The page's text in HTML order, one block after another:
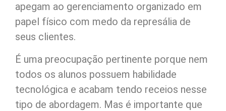
apegam ao gerenciamento organizado em
papel físico com medo da represália de
seus clientes.
É uma preocupação pertinente porque nem
todos os alunos possuem habilidade
tecnológica e acabam tendo receios nesse
tipo de abordagem. Mas é importante que